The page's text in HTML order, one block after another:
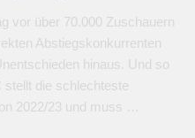
vor über 70.000 Zuschauern
Abstiegskonkurrenten
hinaus. Und so
stellt die schlechteste
2022/23 und muss …